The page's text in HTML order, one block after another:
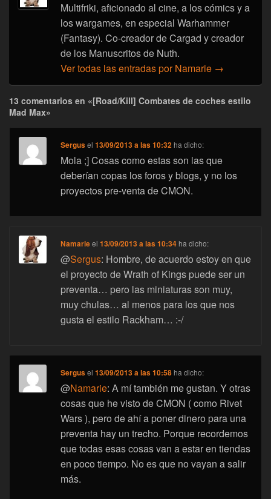
Multifriki, aficionado al cine, a los cómics y a
los wargames, en especial Warhammer
(Fantasy). Co-creador de Cargad y creador
de los Manuscritos de Nuth.
Ver todas las entradas por Namarie →
13 comentarios en «[Road/Kill] Combates de coches estilo
Mad Max»
Sergusel13/09/2013 a las 10:32 ha dicho:
Mola ;] Cosas como estas son las que
deberían copas los foros y blogs, y no los
proyectos pre-venta de CMON.
Namarieel13/09/2013 a las 10:34 ha dicho:
@Sergus: Hombre, de acuerdo estoy en que
el proyecto de Wrath of Kings puede ser un
preventa… pero las miniaturas son muy,
muy chulas… al menos para los que nos
gusta el estilo Rackham… :-/
Sergusel13/09/2013 a las 10:58 ha dicho:
@Namarie: A mí también me gustan. Y otras
cosas que he visto de CMON ( como Rivet
Wars ), pero de ahí a poner dinero para una
preventa hay un trecho. Porque recordemos
que todas esas cosas van a estar en tiendas
en poco tiempo. No es que no vayan a salir
más.